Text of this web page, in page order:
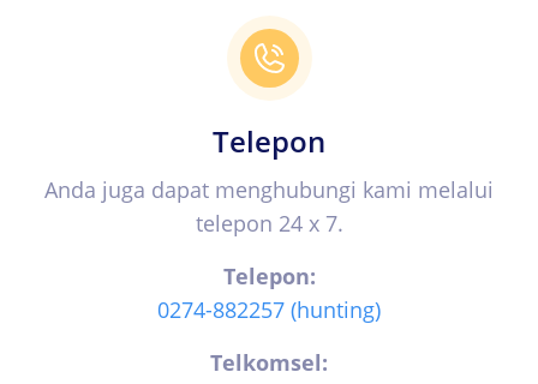
Telepon
Anda juga dapat menghubungi kami melalui
telepon 24 x 7.
Telepon:
0274-882257 (hunting)
Telkomsel: